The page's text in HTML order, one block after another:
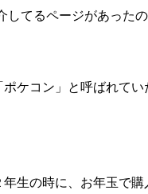
してるページがあった
ポケコン」と呼ばれて
年生の時に、お年玉で